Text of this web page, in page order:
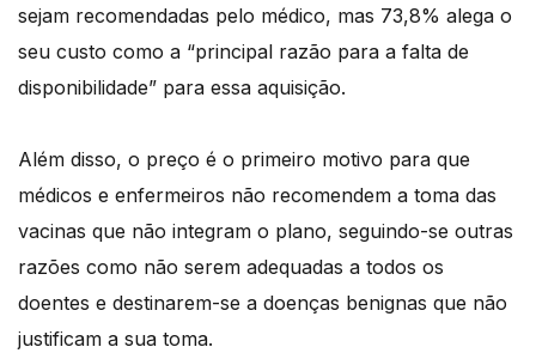
sejam recomendadas pelo médico, mas 73,8% alega o
seu custo como a “principal razão para a falta de
disponibilidade” para essa aquisição.
Além disso, o preço é o primeiro motivo para que
médicos e enfermeiros não recomendem a toma das
vacinas que não integram o plano, seguindo-se outras
razões como não serem adequadas a todos os
doentes e destinarem-se a doenças benignas que não
justificam a sua toma.